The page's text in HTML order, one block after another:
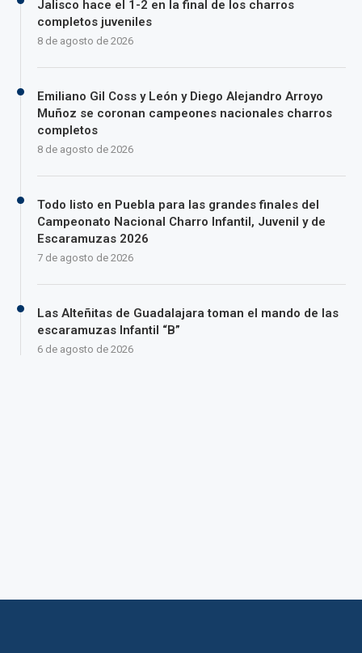
Jalisco hace el 1-2 en la final de los charros
completos juveniles
8 de agosto de 2026
Emiliano Gil Coss y León y Diego Alejandro Arroyo
Muñoz se coronan campeones nacionales charros
completos
8 de agosto de 2026
Todo listo en Puebla para las grandes finales del
Campeonato Nacional Charro Infantil, Juvenil y de
Escaramuzas 2026
7 de agosto de 2026
Las Alteñitas de Guadalajara toman el mando de las
escaramuzas Infantil “B”
6 de agosto de 2026